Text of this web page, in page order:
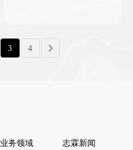
3 4
业务领域 志霖新闻